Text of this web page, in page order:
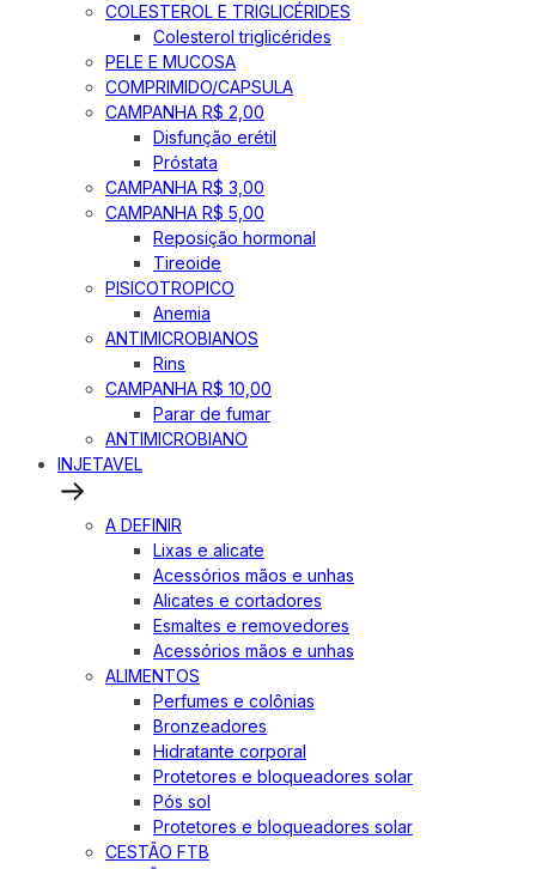
COLESTEROL E TRIGLICÉRIDES
Colesterol triglicérides
PELE E MUCOSA
COMPRIMIDO/CAPSULA
CAMPANHA R$ 2,00
Disfunção erétil
Próstata
CAMPANHA R$ 3,00
CAMPANHA R$ 5,00
Reposição hormonal
Tireoide
PISICOTROPICO
Anemia
ANTIMICROBIANOS
Rins
CAMPANHA R$ 10,00
Parar de fumar
ANTIMICROBIANO
INJETAVEL
A DEFINIR
Lixas e alicate
Acessórios mãos e unhas
Alicates e cortadores
Esmaltes e removedores
Acessórios mãos e unhas
ALIMENTOS
Perfumes e colônias
Bronzeadores
Hidratante corporal
Protetores e bloqueadores solar
Pós sol
Protetores e bloqueadores solar
CESTÃO FTB